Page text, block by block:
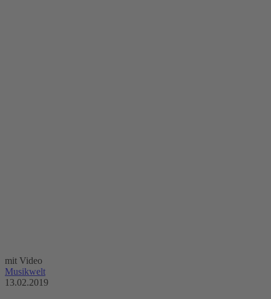
mit Video
Musikwelt
13.02.2019